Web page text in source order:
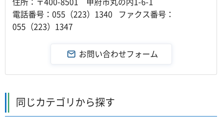
電話番号：055（223）1340 ファクス番号：
055（223）1347
同じカテゴリから探す